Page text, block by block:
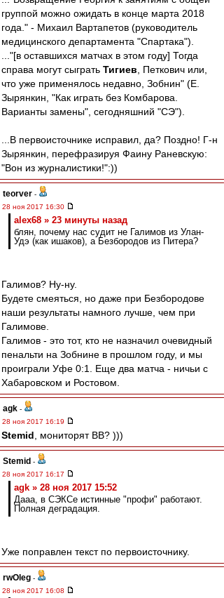
группой можно ожидать в конце марта 2018
года." - Михаил Вартапетов (руководитель
медицинского департамента "Спартака").
..."[в оставшихся матчах в этом году] Тогда
справа могут сыграть Тигиев , Петкович или,
что уже применялось недавно, Зобнин" (Е.
Зырянкин, "Как играть без Комбарова.
Варианты замены", сегодняшний "СЭ").
...В первоисточнике исправил, да? Поздно! Г-н
Зырянкин, перефразируя Фаину Раневскую:
"Вон из журналистики!":))
teorver -
28 ноя 2017 16:30
alex68 » 23 минуты назад
блян, почему нас судит не Галимов из Улан-
Удэ (как ишаков), а Безбородов из Питера?
Галимов? Ну-ну.
Будете смеяться, но даже при Безбородове
наши результаты намного лучше, чем при
Галимове.
Галимов - это тот, кто не назначил очевидный
пенальти на Зобнине в прошлом году, и мы
проиграли Уфе 0:1. Еще два матча - ничьи с
Хабаровском и Ростовом.
agk -
28 ноя 2017 16:19
Stemid , мониторят ВВ? )))
Stemid -
28 ноя 2017 16:17
agk » 28 ноя 2017 15:52
Дааа, в СЭКСе истинные "профи" работают.
Полная деградация.
Уже поправлен текст по первоисточнику.
rwOleg -
28 ноя 2017 16:08